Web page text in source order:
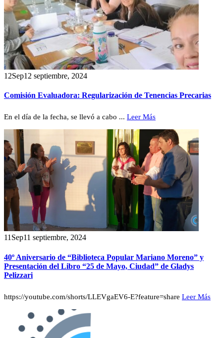
12Sep12 septiembre, 2024
Comisión Evaluadora: Regularización de Tenencias Precarias
En el día de la fecha, se llevó a cabo ... Leer Más
11Sep11 septiembre, 2024
40º Aniversario de “Biblioteca Popular Mariano Moreno” y
Presentación del Libro “25 de Mayo, Ciudad” de Gladys
Pelizzari
https://youtube.com/shorts/LLEVgaEV6-E?feature=share Leer Más